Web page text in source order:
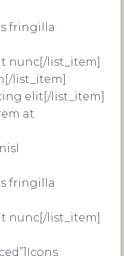
fringilla
nunc[/list_item]
list_item]
elit[/list_item]
at
fringilla
nunc[/list_item]